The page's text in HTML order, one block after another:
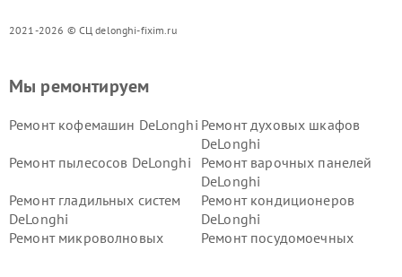
2021-2026 © СЦ delonghi-fixim.ru
Мы ремонтируем
Ремонт кофемашин DeLonghi Ремонт духовых шкафов
DeLonghi
Ремонт пылесосов DeLonghi
Ремонт варочных панелей
DeLonghi
Ремонт гладильных систем
DeLonghi
Ремонт кондиционеров
DeLonghi
Ремонт микроволновых
Ремонт посудомоечных